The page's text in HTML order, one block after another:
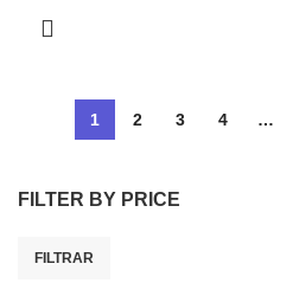
FILTER BY PRICE
FILTRAR
1 2 3 4 …